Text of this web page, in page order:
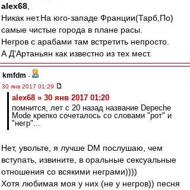
alex68
Никак нет.На юго-западе Франции(Тарб,По)
самые чистые города в плане расы.
Негров с арабами там встретить непросто.
А Д'Артаньян как известно из тех мест.
kmfdm -
30 янв 2017 01:29
alex68 » 30 янв 2017 01:20
помнится, лет с 20 назад название Depeche
Mode крепко сочеталось со словами "рот" и
"негр"...
Нет, увольте, я лучше DM послушаю, чем
вступать, извините, в оральные сексуальные
отношения со всякими неграми))))
Хотя любимая моя у них (не у негров)) песня